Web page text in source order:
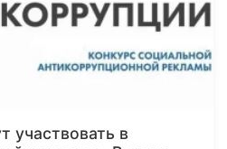
участвовать в